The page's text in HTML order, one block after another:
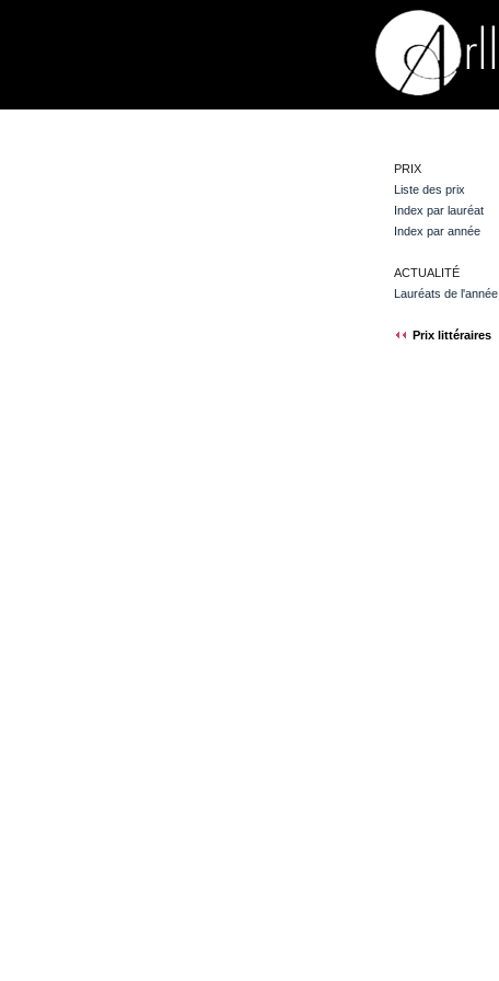
PRIX
Liste des prix
Index par lauréat
Index par année
ACTUALITÉ
Lauréats de l'année
Prix littéraires